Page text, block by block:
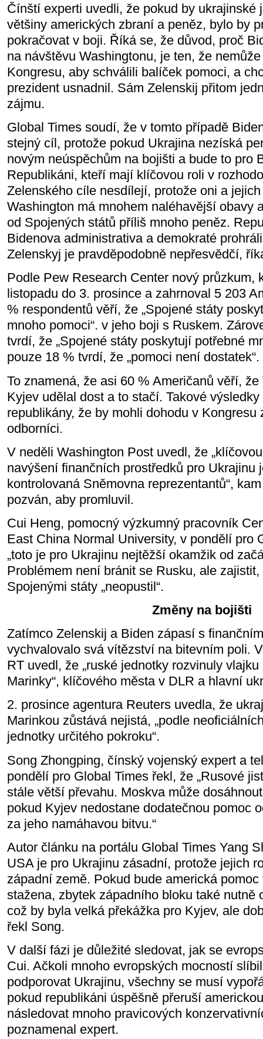
Čínští experti uvedli, že pokud by ukrajinské
většiny amerických zbraní a peněz, bylo by
pokračovat v boji. Říká se, že důvod, proč
na návštěvu Washingtonu, je ten, že
Kongresu, aby schválili balíček pomoci, a
prezident usnadnil. Sám Zelenskij přitom
zájmu.
Global Times soudí, že v tomto případě
stejný cíl, protože pokud Ukrajina nezíská
novým neúspěchům na bojišti a bude to pro
Republikáni, kteří mají klíčovou roli v
Zelenského cíle nesdílejí, protože oni a
Washington má mnohem naléhavější obavy
od Spojených států příliš mnoho peněz.
Bidenova administrativa a demokraté
Zelenskyj je pravděpodobně nepřesvědčí,
Podle Pew Research Center nový průzkum,
listopadu do 3. prosince a zahrnoval 5 203
% respondentů věří, že „Spojené státy
mnoho pomoci“. v jeho boji s Ruskem.
tvrdí, že „Spojené státy poskytují potřebné
pouze 18 % tvrdí, že „pomoci není dostatek“.
To znamená, že asi 60 % Američanů věří,
Kyjev udělal dost a to stačí. Takové
republikány, že by mohli dohodu v Kongresu
odborníci.
V neděli Washington Post uvedl, že
navýšení finančních prostředků pro Ukrajinu
kontrolovaná Sněmovna reprezentantů“,
pozván, aby promluvil.
Cui Heng, pomocný výzkumný pracovník
East China Normal University, v pondělí pro
„toto je pro Ukrajinu nejtěžší okamžik od
Problémem není bránit se Rusku, ale
Spojenými státy „neopustil“.
Změny na bojišti
Zatímco Zelenskij a Biden zápasí s
vychvalovalo svá vítězství na bitevním poli.
RT uvedl, že „ruské jednotky rozvinuly
Marinky“, klíčového města v DLR a hlavní
2. prosince agentura Reuters uvedla, že
Marinkou zůstává nejistá, „podle
jednotky určitého pokroku“.
Song Zhongping, čínský vojenský expert a
pondělí pro Global Times řekl, že „Rusové
stále větší převahu. Moskva může
pokud Kyjev nedostane dodatečnou pomoc
za jeho namáhavou bitvu.“
Autor článku na portálu Global Times Yang
USA je pro Ukrajinu zásadní, protože jejich
západní země. Pokud bude americká
stažena, zbytek západního bloku také nutně
což by byla velká překážka pro Kyjev, ale
řekl Song.
V další fázi je důležité sledovat, jak se
Cui. Ačkoli mnoho evropských mocností
podporovat Ukrajinu, všechny se musí
pokud republikáni úspěšně přeruší
následovat mnoho pravicových
poznamenal expert.